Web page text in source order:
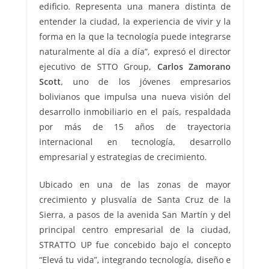
edificio. Representa una manera distinta de
entender la ciudad, la experiencia de vivir y la
forma en la que la tecnología puede integrarse
naturalmente al día a día”, expresó el director
ejecutivo de STTO Group, Carlos Zamorano
Scott, uno de los jóvenes empresarios
bolivianos que impulsa una nueva visión del
desarrollo inmobiliario en el país, respaldada
por más de 15 años de trayectoria
internacional en tecnología, desarrollo
empresarial y estrategias de crecimiento.
Ubicado en una de las zonas de mayor
crecimiento y plusvalía de Santa Cruz de la
Sierra, a pasos de la avenida San Martín y del
principal centro empresarial de la ciudad,
STRATTO UP fue concebido bajo el concepto
“Elevá tu vida”, integrando tecnología, diseño e